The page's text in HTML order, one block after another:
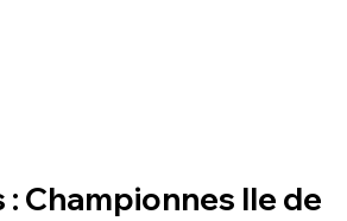
: Championnes Ile de